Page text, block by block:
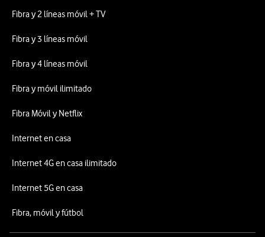
Fibra y 2 líneas móvil + TV
Fibra y 3 líneas móvil
Fibra y 4 líneas móvil
Fibra y móvil ilimitado
Fibra Móvil y Netflix
Internet en casa
Internet 4G en casa ilimitado
Internet 5G en casa
Fibra, móvil y fútbol